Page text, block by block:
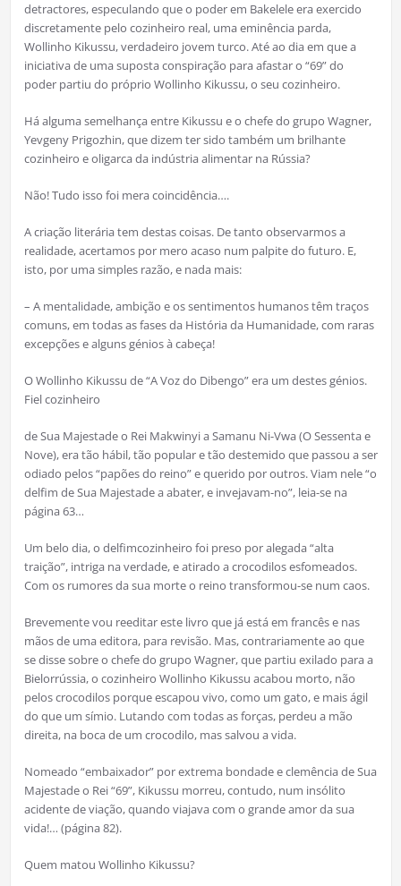
detractores, especulando que o poder em Bakelele era exercido
discretamente pelo cozinheiro real, uma eminência parda,
Wollinho Kikussu, verdadeiro jovem turco. Até ao dia em que a
iniciativa de uma suposta conspiração para afastar o “69” do
poder partiu do próprio Wollinho Kikussu, o seu cozinheiro.
Há alguma semelhança entre Kikussu e o chefe do grupo Wagner,
Yevgeny Prigozhin, que dizem ter sido também um brilhante
cozinheiro e oligarca da indústria alimentar na Rússia?
Não! Tudo isso foi mera coincidência….
A criação literária tem destas coisas. De tanto observarmos a
realidade, acertamos por mero acaso num palpite do futuro. E,
isto, por uma simples razão, e nada mais:
– A mentalidade, ambição e os sentimentos humanos têm traços
comuns, em todas as fases da História da Humanidade, com raras
excepções e alguns génios à cabeça!
O Wollinho Kikussu de “A Voz do Dibengo” era um destes génios.
Fiel cozinheiro
de Sua Majestade o Rei Makwinyi a Samanu Ni-Vwa (O Sessenta e
Nove), era tão hábil, tão popular e tão destemido que passou a ser
odiado pelos “papões do reino” e querido por outros. Viam nele “o
delfim de Sua Majestade a abater, e invejavam-no”, leia-se na
página 63…
Um belo dia, o delfimcozinheiro foi preso por alegada “alta
traição”, intriga na verdade, e atirado a crocodilos esfomeados.
Com os rumores da sua morte o reino transformou-se num caos.
Brevemente vou reeditar este livro que já está em francês e nas
mãos de uma editora, para revisão. Mas, contrariamente ao que
se disse sobre o chefe do grupo Wagner, que partiu exilado para a
Bielorrússia, o cozinheiro Wollinho Kikussu acabou morto, não
pelos crocodilos porque escapou vivo, como um gato, e mais ágil
do que um símio. Lutando com todas as forças, perdeu a mão
direita, na boca de um crocodilo, mas salvou a vida.
Nomeado “embaixador” por extrema bondade e clemência de Sua
Majestade o Rei “69”, Kikussu morreu, contudo, num insólito
acidente de viação, quando viajava com o grande amor da sua
vida!… (página 82).
Quem matou Wollinho Kikussu?